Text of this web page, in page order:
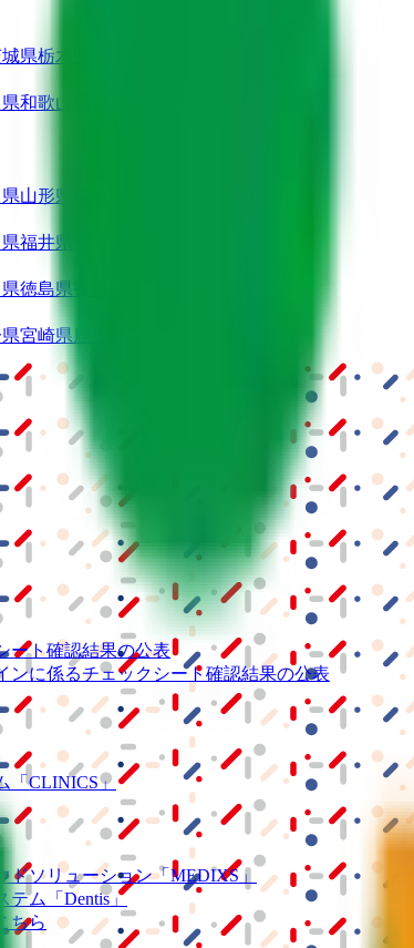
県栃木県
和歌山県
山形県
福井県
徳島県
宮崎県
ート確認結果の公表
ンに係るチェックシート確認結果の公表
「CLINICS」
ドソリューション「MEDIXS」
テム
「Dentis」
ちら